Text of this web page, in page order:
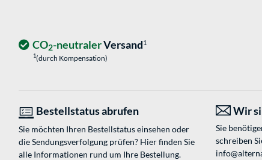
CO2-neutralerVersand1
1(durch Kompensation)
Bestellstatus abrufen
Sie möchten Ihren Bestellstatus einsehen oder
die Sendungsverfolgung prüfen? Hier finden Sie
alle Informationen rund um Ihre Bestellung.
Wir
Sie
schreiben